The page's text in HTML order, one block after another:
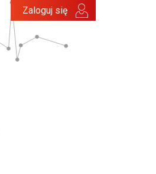
Zaloguj się